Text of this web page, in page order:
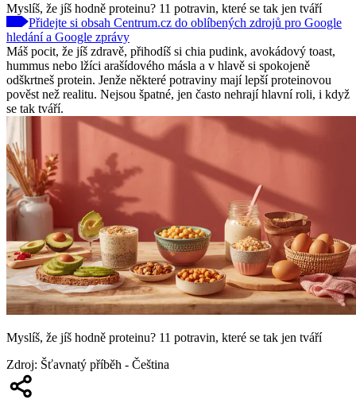
Myslíš, že jíš hodně proteinu? 11 potravin, které se tak jen tváří
Přidejte si obsah Centrum.cz do oblíbených zdrojů pro Google
hledání a Google zprávy
Máš pocit, že jíš zdravě, přihodíš si chia pudink, avokádový toast,
hummus nebo lžíci arašídového másla a v hlavě si spokojeně
odškrtneš protein. Jenže některé potraviny mají lepší proteinovou
pověst než realitu. Nejsou špatné, jen často nehrají hlavní roli, i když
se tak tváří.
Myslíš, že jíš hodně proteinu? 11 potravin, které se tak jen tváří
Zdroj: Šťavnatý příběh - Čeština